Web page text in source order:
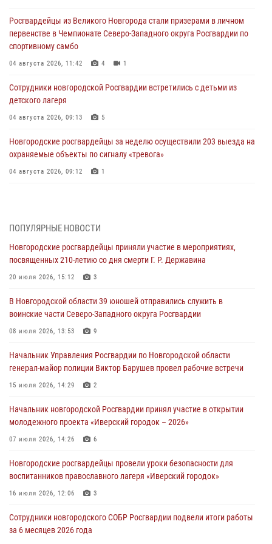
Росгвардейцы из Великого Новгорода стали призерами в личном
первенстве в Чемпионате Северо-Западного округа Росгвардии по
спортивному самбо
04 августа 2026, 11:42 4 1
Сотрудники новгородской Росгвардии встретились с детьми из
детского лагеря
04 августа 2026, 09:13 5
Новгородские росгвардейцы за неделю осуществили 203 выезда на
охраняемые объекты по сигналу «тревога»
04 августа 2026, 09:12 1
В Великом Новгороде сотрудники центра лицензионно-
разрешительной работы Росгвардии провели телефонную «горячую
30 июля 2026, 14:36 1
Новгородские росгвардейцы рассказали о службе детям из летнего
30 июля 2026, 08:40 5
Новгородские росгвардейцы задержали мужчину
Телесюжет в программе "Новгородское областное телевидение.
Новости часа." от 29 июля 2026 года. Новгородские призывники
29 июля 2026, 12:54 1
ПОПУЛЯРНЫЕ НОВОСТИ
Новгородские росгвардейцы приняли участие в мероприятиях,
посвященных 210-летию со дня смерти Г. Р. Державина
20 июля 2026, 15:12 3
В Новгородской области 39 юношей отправились служить в
воинские части Северо-Западного округа Росгвардии
08 июля 2026, 13:53 9
Начальник Управления Росгвардии по Новгородской области
генерал-майор полиции Виктор Барушев провел рабочие встречи
15 июля 2026, 14:29 2
Начальник новгородской Росгвардии принял участие в открытии
молодежного проекта «Иверский городок – 2026»
07 июля 2026, 14:26 6
Новгородские росгвардейцы провели уроки безопасности для
воспитанников православного лагеря «Иверский городок»
16 июля 2026, 12:06 3
Сотрудники новгородского СОБР Росгвардии подвели итоги работы
за 6 месяцев 2026 года